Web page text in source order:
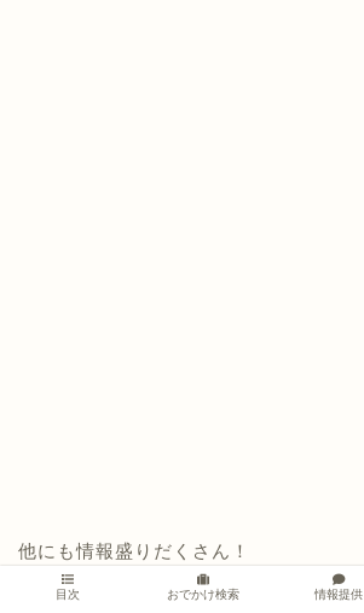
他にも情報盛りだくさん！
今週の街の動きをまとめてチェック
目次 おでかけ検索 情報提供